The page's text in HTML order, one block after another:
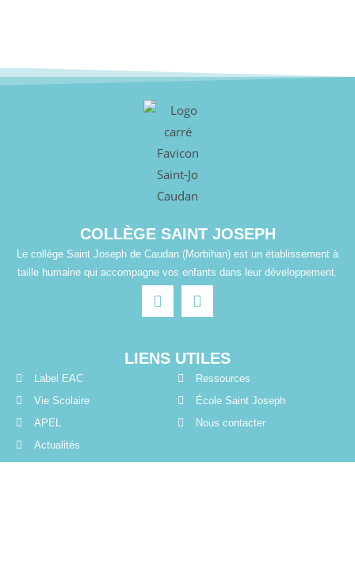
COLLÈGE SAINT JOSEPH
Le collège Saint Joseph de Caudan (Morbihan) est un établissement à
taille humaine qui accompagne vos enfants dans leur développement.
LIENS UTILES
Label EAC
Vie Scolaire
APEL
Actualités
Ressources
École Saint Joseph
Nous contacter